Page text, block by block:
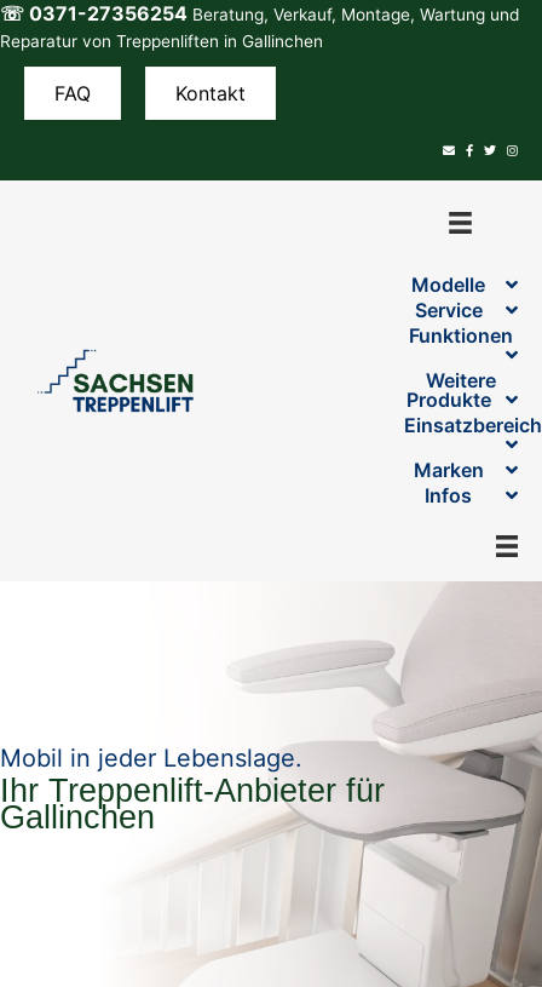
Zum
Inhalt
springen
☏ 0371-27356254 Beratung, Verkauf, Montage, Wartung und
Reparatur von Treppenliften in Gallinchen
FAQ Kontakt
Modelle
Service
Funktionen
Weitere
Produkte
Marken
Infos
Mobil in jeder Lebenslage.
Ihr Treppenlift-Anbieter für
Gallinchen